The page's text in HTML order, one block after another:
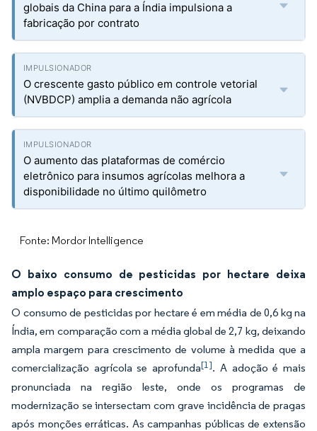
globais da China para a Índia impulsiona a
fabricação por contrato
O crescente gasto público em controle vetorial
(NVBDCP) amplia a demanda não agrícola
O aumento das plataformas de comércio
eletrônico para insumos agrícolas melhora a
disponibilidade no último quilômetro
Fonte: Mordor Intelligence
O baixo consumo de pesticidas por hectare deixa
amplo espaço para crescimento
O consumo de pesticidas por hectare é em média de 0,6 kg na
Índia, em comparação com a média global de 2,7 kg, deixando
ampla margem para crescimento de volume à medida que a
comercialização agrícola se aprofunda[1]. A adoção é mais
pronunciada na região leste, onde os programas de
modernização se intersectam com grave incidência de pragas
após monções erráticas. As campanhas públicas de extensão